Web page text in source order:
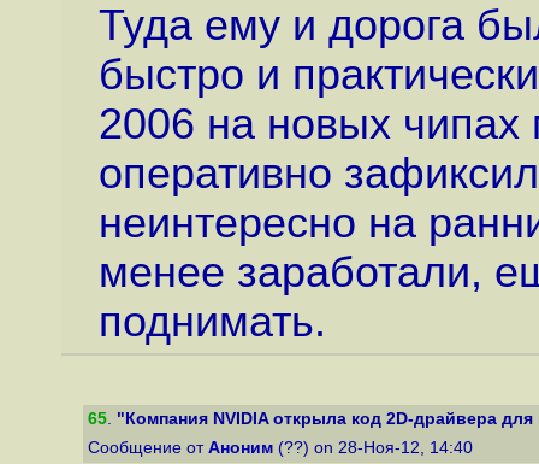
Туда ему и дорога
быстро и
2006 на новых чипах
оперативно
неинтересно на
менее заработали,
поднимать.
65. "Компания NVIDIA открыла код 2D-драйвера
Сообщение от Аноним (??) on 28-Ноя-12, 14:40